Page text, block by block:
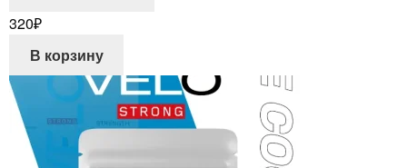
320₽
В корзину